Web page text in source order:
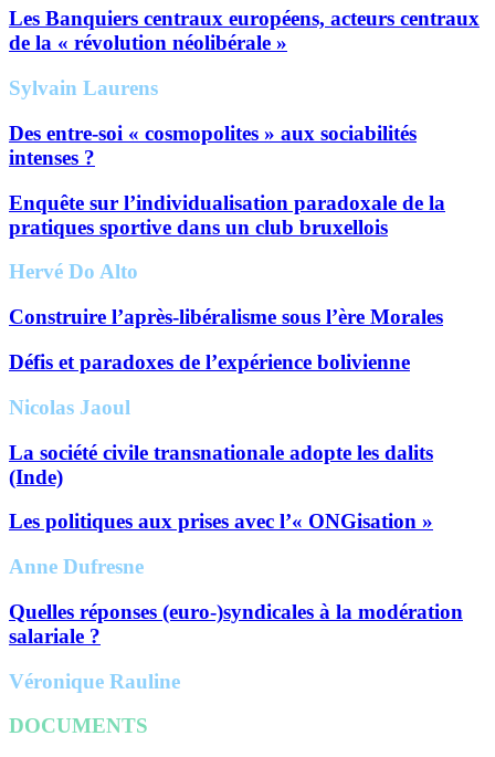
Les Banquiers centraux européens, acteurs centraux
de la « révolution néolibérale »
Sylvain Laurens
Des entre-soi « cosmopolites » aux sociabilités
intenses ?
Enquête sur l’individualisation paradoxale de la
pratiques sportive dans un club bruxellois
Hervé Do Alto
Construire l’après-libéralisme sous l’ère Morales
Défis et paradoxes de l’expérience bolivienne
Nicolas Jaoul
La société civile transnationale adopte les dalits
(Inde)
Les politiques aux prises avec l’« ONGisation »
Anne Dufresne
Quelles réponses (euro-)syndicales à la modération
salariale ?
Véronique Rauline
DOCUMENTS